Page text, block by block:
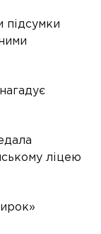
підсумки
ліцею